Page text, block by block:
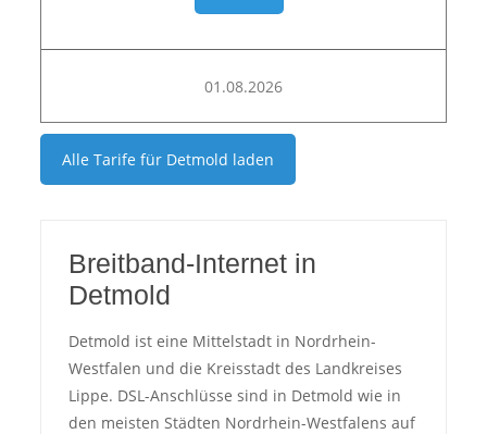
01.08.2026
Alle Tarife für Detmold laden
Breitband-Internet in
Detmold
Detmold ist eine Mittelstadt in Nordrhein-
Westfalen und die Kreisstadt des Landkreises
Lippe. DSL-Anschlüsse sind in Detmold wie in
den meisten Städten Nordrhein-Westfalens auf